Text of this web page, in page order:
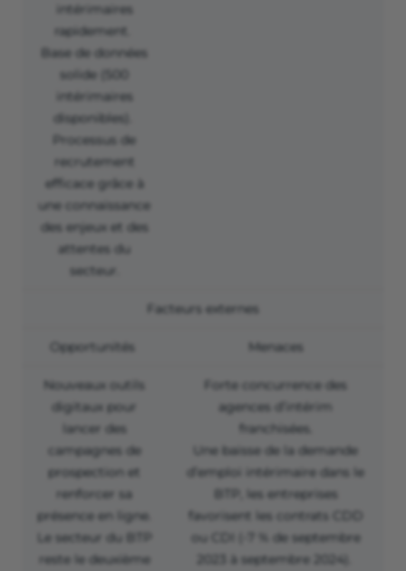
intérimaires
rapidement.
Base de données
solide (500
intérimaires
disponibles).
Processus de
recrutement
efficace grâce à
une connaissance
des enjeux et des
attentes du
secteur.
Facteurs externes
Opportunités Menaces
Nouveaux outils
digitaux pour
lancer des
campagnes de
prospection et
renforcer sa
présence en ligne.
Le secteur du BTP
reste le deuxième
Forte concurrence des
agences d’intérim
franchisées
Une baisse de la demande
d’emploi intérimaire dans le
BTP, les entreprises
favorisent les contrats CDD
ou CDI (-7 % de septembre
2023 à septembre 2024).